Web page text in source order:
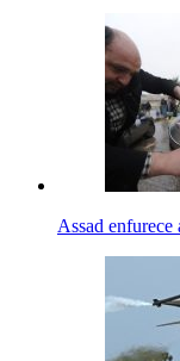
Assad